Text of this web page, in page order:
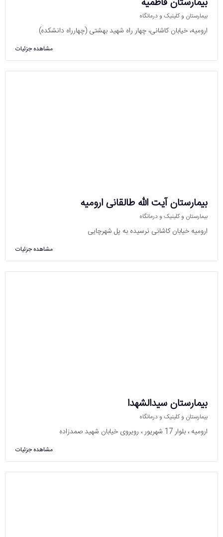
بیمارستان و کلینیک و درمانگاه
ارومیه، خیابان کاشانی، چهار راه شهید بهشتی (چهارراه دانشکده)
مشاهده جزئیات
بیمارستان آیت الله طالقانی ارومیه
بیمارستان و کلینیک و درمانگاه
ارومیه خیابان کاشانی نرسیده به پل شهرچایی
مشاهده جزئیات
بیمارستان سیدالشهدا
بیمارستان و کلینیک و درمانگاه
ارومیه ، بلوار 17 شهریور ، رویروی خیابان شهید صمدزاده
مشاهده جزئیات